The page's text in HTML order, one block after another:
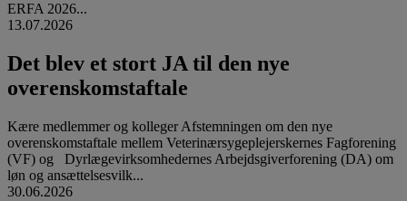
ERFA 2026...
13.07.2026
Det blev et stort JA til den nye
overenskomstaftale
Kære medlemmer og kolleger Afstemningen om den nye
overenskomstaftale mellem Veterinærsygeplejerskernes Fagforening
(VF) og Dyrlægevirksomhedernes Arbejdsgiverforening (DA) om
løn og ansættelsesvilk...
30.06.2026